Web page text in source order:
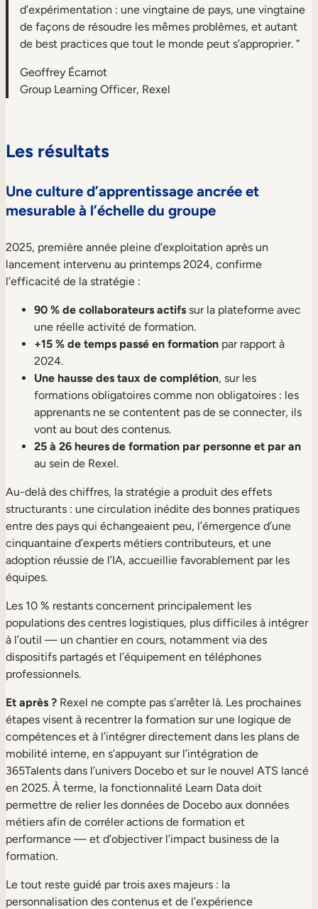
d’expérimentation : une vingtaine de pays, une vingtaine
de façons de résoudre les mêmes problèmes, et autant
de best practices que tout le monde peut s’approprier. ”
Geoffrey Écarnot
Group Learning Officer, Rexel
Les résultats
Une culture d’apprentissage ancrée et
mesurable à l’échelle du groupe
2025, première année pleine d’exploitation après un
lancement intervenu au printemps 2024, confirme
l’efficacité de la stratégie :
90 % de collaborateurs actifs sur la plateforme avec
une réelle activité de formation.
+15 % de temps passé en formation par rapport à
2024.
Une hausse des taux de complétion, sur les
formations obligatoires comme non obligatoires : les
apprenants ne se contentent pas de se connecter, ils
vont au bout des contenus.
25 à 26 heures de formation par personne et par an
au sein de Rexel.
Au-delà des chiffres, la stratégie a produit des effets
structurants : une circulation inédite des bonnes pratiques
entre des pays qui échangeaient peu, l’émergence d’une
cinquantaine d’experts métiers contributeurs, et une
adoption réussie de l’IA, accueillie favorablement par les
équipes.
Les 10 % restants concernent principalement les
populations des centres logistiques, plus difficiles à intégrer
à l’outil — un chantier en cours, notamment via des
dispositifs partagés et l’équipement en téléphones
professionnels.
Et après ? Rexel ne compte pas s’arrêter là. Les prochaines
étapes visent à recentrer la formation sur une logique de
compétences et à l’intégrer directement dans les plans de
mobilité interne, en s’appuyant sur l’intégration de
365Talents dans l’univers Docebo et sur le nouvel ATS lancé
en 2025. À terme, la fonctionnalité Learn Data doit
permettre de relier les données de Docebo aux données
métiers afin de corréler actions de formation et
performance — et d’objectiver l’impact business de la
formation.
Le tout reste guidé par trois axes majeurs : la
personnalisation des contenus et de l’expérience